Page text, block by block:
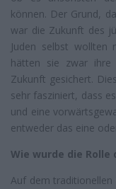
können. Der Grund,
war die Zukunft des
Juden selbst wollten
hätten sie zwar ihre
Zukunft gesichert.
sehr fasziniert, dass
und eine
entweder das eine
Wie wurde die Rolle
Auf dem traditionellen